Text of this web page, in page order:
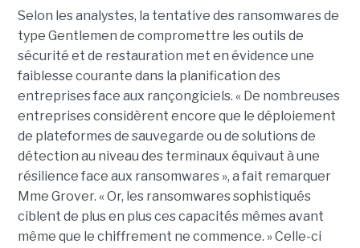
Selon les analystes, la tentative des ransomwares de
type Gentlemen de compromettre les outils de
sécurité et de restauration met en évidence une
faiblesse courante dans la planification des
entreprises face aux rançongiciels. « De nombreuses
entreprises considèrent encore que le déploiement
de plateformes de sauvegarde ou de solutions de
détection au niveau des terminaux équivaut à une
résilience face aux ransomwares », a fait remarquer
Mme Grover. « Or, les ransomwares sophistiqués
ciblent de plus en plus ces capacités mêmes avant
même que le chiffrement ne commence. » Celle-ci